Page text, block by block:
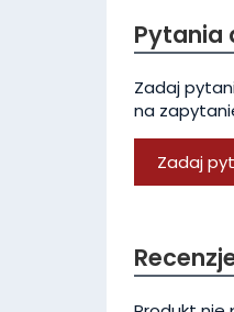
Pytania
Zadaj
na
Zadaj